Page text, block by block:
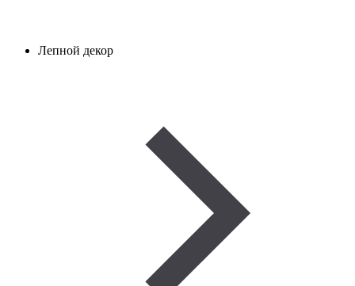
Лепной декор